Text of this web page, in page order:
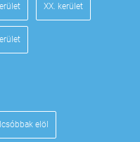
XX. kerület
elöl